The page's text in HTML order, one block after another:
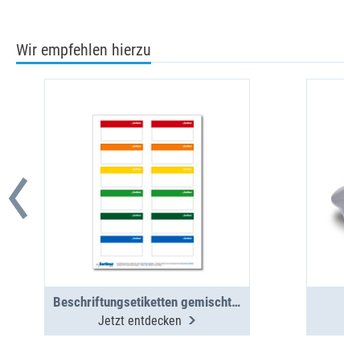
Wir empfehlen hierzu
Beschriftungsetiketten gemischt BOXX/Koffer/Clip 12 St. (1 Bogen)
Jetzt entdecken